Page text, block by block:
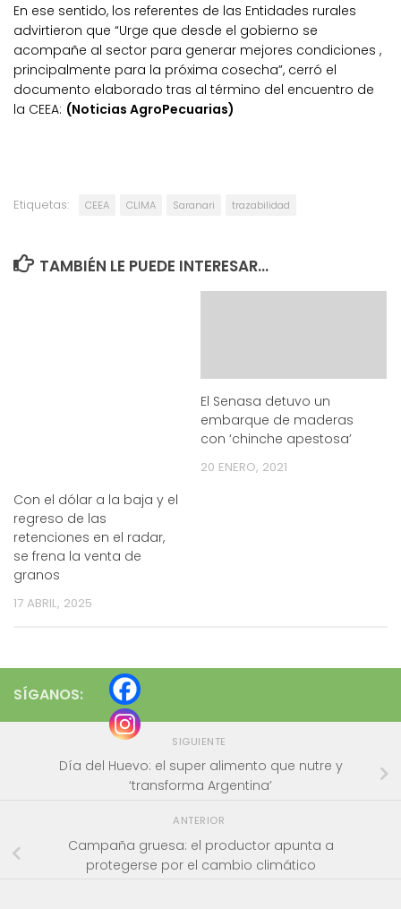
En ese sentido, los referentes de las Entidades rurales
advirtieron que “Urge que desde el gobierno se
acompañe al sector para generar mejores condiciones ,
principalmente para la próxima cosecha”, cerró el
documento elaborado tras al término del encuentro de
la CEEA: (Noticias AgroPecuarias)
Etiquetas: CEEA CLIMA Saranari trazabilidad
TAMBIÉN LE PUEDE INTERESAR...
Con el dólar a la baja y el
regreso de las
retenciones en el radar,
se frena la venta de
granos
17 ABRIL, 2025
El Senasa detuvo un
embarque de maderas
con ‘chinche apestosa’
20 ENERO, 2021
SÍGANOS:
SIGUIENTE
Día del Huevo: el super alimento que nutre y
‘transforma Argentina’
ANTERIOR
Campaña gruesa: el productor apunta a
protegerse por el cambio climático